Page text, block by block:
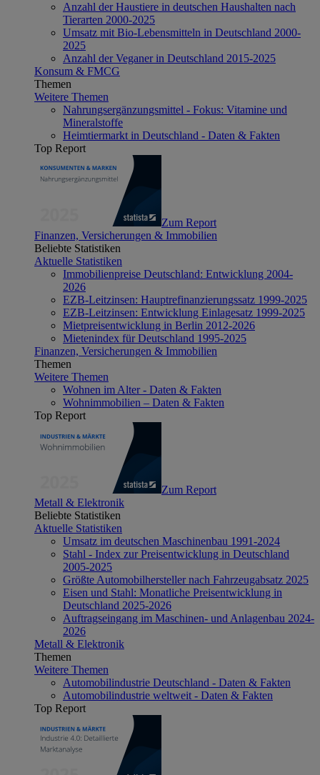
Anzahl der Haustiere in deutschen Haushalten nach
Tierarten 2000-2025
Umsatz mit Bio-Lebensmitteln in Deutschland 2000-
2025
Anzahl der Veganer in Deutschland 2015-2025
Konsum & FMCG
Themen
Weitere Themen
Nahrungsergänzungsmittel - Fokus: Vitamine und
Mineralstoffe
Heimtiermarkt in Deutschland - Daten & Fakten
Top Report
Zum Report
Finanzen, Versicherungen & Immobilien
Beliebte Statistiken
Aktuelle Statistiken
Immobilienpreise Deutschland: Entwicklung 2004-
2026
EZB-Leitzinsen: Hauptrefinanzierungssatz 1999-2025
EZB-Leitzinsen: Entwicklung Einlagesatz 1999-2025
Mietpreisentwicklung in Berlin 2012-2026
Mietenindex für Deutschland 1995-2025
Finanzen, Versicherungen & Immobilien
Themen
Weitere Themen
Wohnen im Alter - Daten & Fakten
Wohnimmobilien – Daten & Fakten
Top Report
Zum Report
Metall & Elektronik
Beliebte Statistiken
Aktuelle Statistiken
Umsatz im deutschen Maschinenbau 1991-2024
Stahl - Index zur Preisentwicklung in Deutschland
2005-2025
Größte Automobilhersteller nach Fahrzeugabsatz 2025
Eisen und Stahl: Monatliche Preisentwicklung in
Deutschland 2025-2026
Auftragseingang im Maschinen- und Anlagenbau 2024-
2026
Metall & Elektronik
Themen
Weitere Themen
Automobilindustrie Deutschland - Daten & Fakten
Automobilindustrie weltweit - Daten & Fakten
Top Report